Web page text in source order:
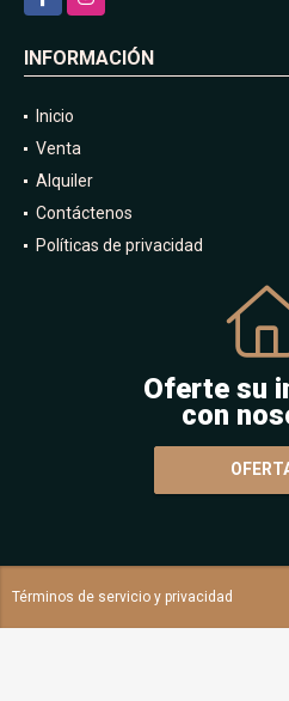
INFORMACIÓN
Inicio
Venta
Alquiler
Contáctenos
Políticas de privacidad
Oferte su
con
Términos de servicio y privacidad